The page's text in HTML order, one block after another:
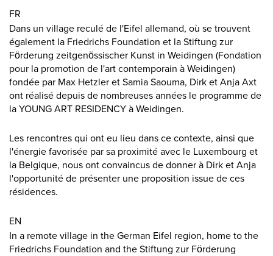
FR
Dans un village reculé de l'Eifel allemand, où se trouvent
également la Friedrichs Foundation et la Stiftung zur
Förderung zeitgenössischer Kunst in Weidingen (Fondation
pour la promotion de l'art contemporain à Weidingen)
fondée par Max Hetzler et Samia Saouma, Dirk et Anja Axt
ont réalisé depuis de nombreuses années le programme de
la YOUNG ART RESIDENCY à Weidingen.
Les rencontres qui ont eu lieu dans ce contexte, ainsi que
l'énergie favorisée par sa proximité avec le Luxembourg et
la Belgique, nous ont convaincus de donner à Dirk et Anja
l'opportunité de présenter une proposition issue de ces
résidences.
EN
In a remote village in the German Eifel region, home to the
Friedrichs Foundation and the Stiftung zur Förderung